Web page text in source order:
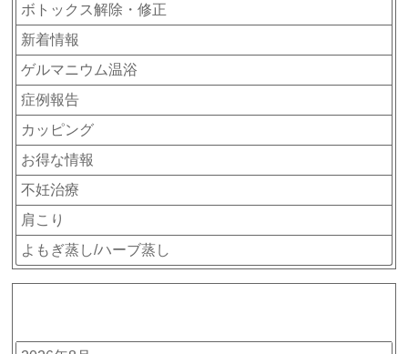
ボトックス解除・修正
新着情報
ゲルマニウム温浴
症例報告
カッピング
お得な情報
不妊治療
肩こり
よもぎ蒸し/ハーブ蒸し